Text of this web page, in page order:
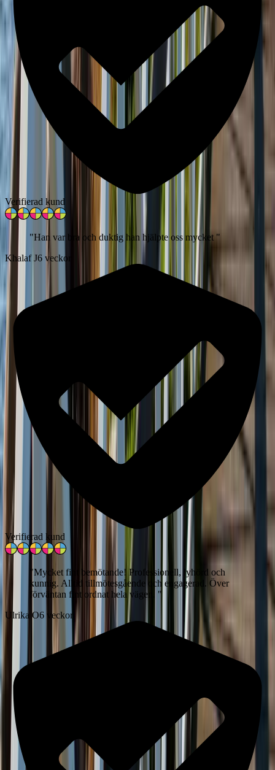
Verifierad kund
"Han var bra och duktig han hjälpte oss mycket "
Khalaf J6 veckor
Verifierad kund
"Mycket fint bemötande! Professionell, lyhörd och
kunnig. Alltid tillmötesgående och engagerad. Över
förväntan fint ordnat hela vägen. "
Ulrika O6 veckor